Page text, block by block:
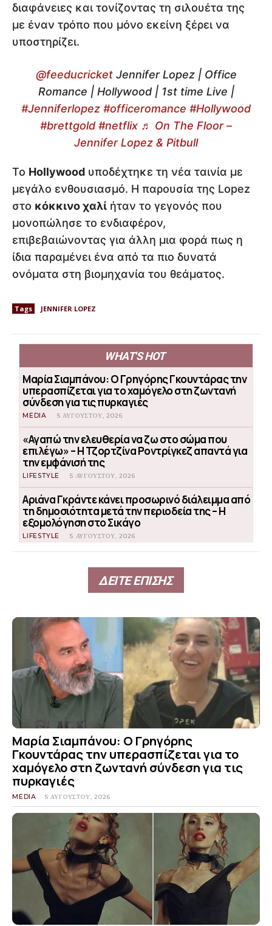
διαφάνειες και τονίζοντας τη σιλουέτα της
με έναν τρόπο που μόνο εκείνη ξέρει να
υποστηρίζει.
@feeducricketJennifer Lopez | Office
Romance | Hollywood | 1st time Live |
#Jenniferlopez #officeromance #Hollywood
#brettgold #netflix ♬ On The Floor –
Jennifer Lopez & Pitbull
Το Hollywood υποδέχτηκε τη νέα ταινία με
μεγάλο ενθουσιασμό. Η παρουσία της Lopez
στο κόκκινο χαλί ήταν το γεγονός που
μονοπώλησε το ενδιαφέρον,
επιβεβαιώνοντας για άλλη μια φορά πως η
ίδια παραμένει ένα από τα πιο δυνατά
ονόματα στη βιομηχανία του θεάματος.
Tags JENNIFER LOPEZ
WHAT'S HOT
Μαρία Σιαμπάνου: Ο Γρηγόρης Γκουντάρας την
υπερασπίζεται για το χαμόγελο στη ζωντανή
σύνδεση για τις πυρκαγιές
MEDIA 5 ΑΥΓΟΎΣΤΟΥ, 2026
«Αγαπώ την ελευθερία να ζω στο σώμα που
επιλέγω» – Η Τζορτζίνα Ροντρίγκεζ απαντά για
την εμφάνισή της
LIFESTYLE 5 ΑΥΓΟΎΣΤΟΥ, 2026
Αριάνα Γκράντε κάνει προσωρινό διάλειμμα από
τη δημοσιότητα μετά την περιοδεία της – Η
εξομολόγηση στο Σικάγο
LIFESTYLE 5 ΑΥΓΟΎΣΤΟΥ, 2026
ΔΕΙΤΕ ΕΠΙΣΗΣ
Μαρία Σιαμπάνου: Ο Γρηγόρης
Γκουντάρας την υπερασπίζεται για το
χαμόγελο στη ζωντανή σύνδεση για τις
πυρκαγιές
MEDIA 5 ΑΥΓΟΎΣΤΟΥ, 2026